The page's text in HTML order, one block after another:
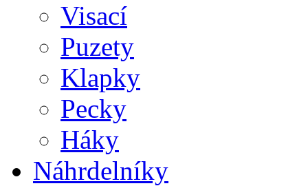
Visací
Puzety
Klapky
Pecky
Háky
Náhrdelníky